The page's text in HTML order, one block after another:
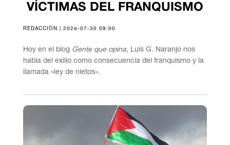
VÍCTIMAS DEL FRANQUISMO
REDACCIÓN | 2026-07-30 09:00
Hoy en el blog Gente que opina, Luis G. Naranjo nos
habla del exilio como consecuencia del franquismo y la
llamada «ley de nietos».